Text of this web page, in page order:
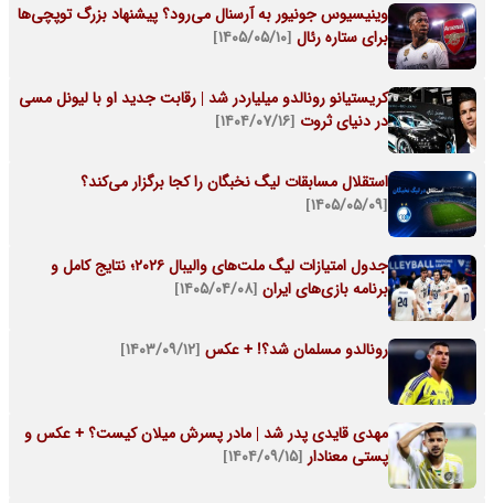
وینیسیوس جونیور به آرسنال می‌رود؟ پیشنهاد بزرگ توپچی‌ها
برای ستاره رئال [۱۴۰۵/۰۵/۱۰]
کریستیانو رونالدو میلیاردر شد | رقابت جدید او با لیونل مسی
در دنیای ثروت [۱۴۰۴/۰۷/۱۶]
استقلال مسابقات لیگ نخبگان را کجا برگزار می‌کند؟
[۱۴۰۵/۰۵/۰۹]
جدول امتیازات لیگ ملت‌های والیبال ۲۰۲۶؛ نتایج کامل و
برنامه بازی‌های ایران [۱۴۰۵/۰۴/۰۸]
رونالدو مسلمان شد؟! + عکس [۱۴۰۳/۰۹/۱۲]
مهدی قایدی پدر شد | مادر پسرش میلان کیست؟ + عکس و
پستی معنادار [۱۴۰۴/۰۹/۱۵]